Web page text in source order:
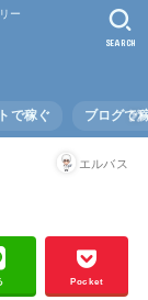
ー
で稼ぐ ブログで
SEARCH
エルバス
Pocket